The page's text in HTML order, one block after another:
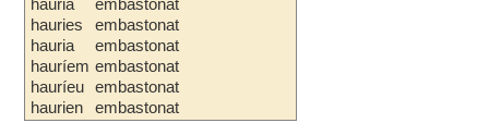
hauria
hauries
hauria
hauríem
hauríeu
haurien
embastonat
embastonat
embastonat
embastonat
embastonat
embastonat